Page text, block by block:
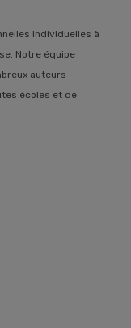
individuelles à
Notre équipe
auteurs
écoles et de